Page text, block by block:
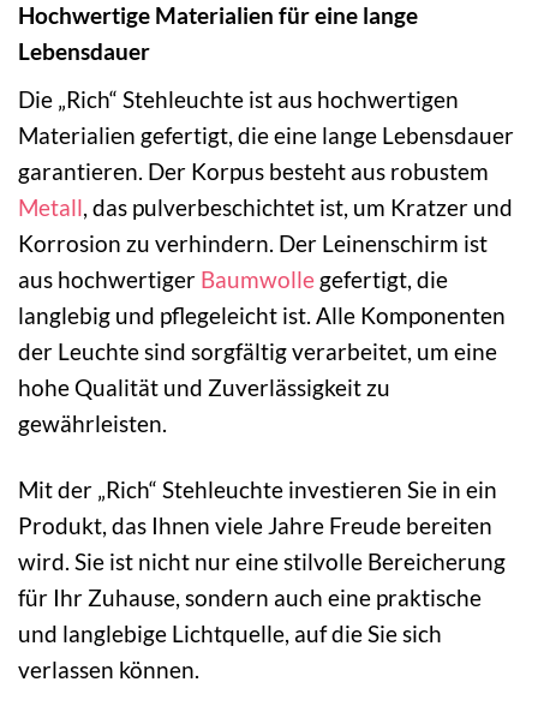
Hochwertige Materialien für eine lange
Lebensdauer
Die „Rich“ Stehleuchte ist aus hochwertigen
Materialien gefertigt, die eine lange Lebensdauer
garantieren. Der Korpus besteht aus robustem
Metall, das pulverbeschichtet ist, um Kratzer und
Korrosion zu verhindern. Der Leinenschirm ist
aus hochwertiger Baumwolle gefertigt, die
langlebig und pflegeleicht ist. Alle Komponenten
der Leuchte sind sorgfältig verarbeitet, um eine
hohe Qualität und Zuverlässigkeit zu
gewährleisten.
Mit der „Rich“ Stehleuchte investieren Sie in ein
Produkt, das Ihnen viele Jahre Freude bereiten
wird. Sie ist nicht nur eine stilvolle Bereicherung
für Ihr Zuhause, sondern auch eine praktische
und langlebige Lichtquelle, auf die Sie sich
verlassen können.